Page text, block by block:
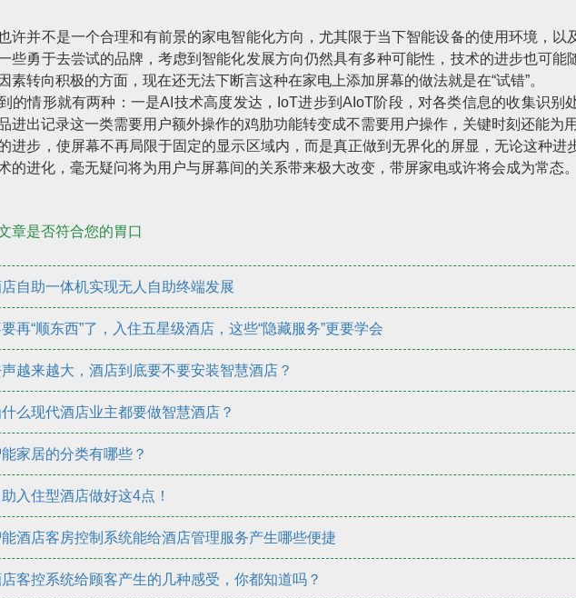
许并不是一个合理和有前景的家电智能化方向，尤其限于当下智能设备的使用环境，以
些勇于去尝试的品牌，考虑到智能化发展方向仍然具有多种可能性，技术的进步也可能
素转向积极的方面，现在还无法下断言这种在家电上添加屏幕的做法就是在“试错”。
的情形就有两种：一是AI技术高度发达，IoT进步到AIoT阶段，对各类信息的收集识别
进出记录这一类需要用户额外操作的鸡肋功能转变成不需要用户操作，关键时刻还能为
进步，使屏幕不再局限于固定的显示区域内，而是真正做到无界化的屏显，无论这种进
的进化，毫无疑问将为用户与屏幕间的关系带来极大改变，带屏家电或许将会成为常态。
章是否符合您的胃口
自助一体机实现无人自助终端发展
再“顺东西”了，入住五星级酒店，这些“隐藏服务”更要学会
越来越大，酒店到底要不要安装智慧酒店？
么现代酒店业主都要做智慧酒店？
家居的分类有哪些？
入住型酒店做好这4点！
酒店客房控制系统能给酒店管理服务产生哪些便捷
客控系统给顾客产生的几种感受，你都知道吗？